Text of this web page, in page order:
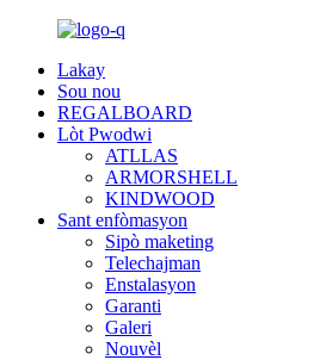
Lakay
Sou nou
REGALBOARD
Lòt Pwodwi
ATLLAS
ARMORSHELL
KINDWOOD
Sant enfòmasyon
Sipò maketing
Telechajman
Enstalasyon
Garanti
Galeri
Nouvèl